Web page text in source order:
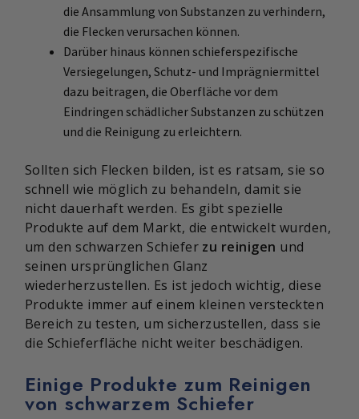
die Ansammlung von Substanzen zu verhindern,
die Flecken verursachen können.
Darüber hinaus können schieferspezifische
Versiegelungen, Schutz- und Imprägniermittel
dazu beitragen, die Oberfläche vor dem
Eindringen schädlicher Substanzen zu schützen
und die Reinigung zu erleichtern.
Sollten sich Flecken bilden, ist es ratsam, sie so
schnell wie möglich zu behandeln, damit sie
nicht dauerhaft werden. Es gibt spezielle
Produkte auf dem Markt, die entwickelt wurden,
um den schwarzen Schiefer zu reinigen und
seinen ursprünglichen Glanz
wiederherzustellen. Es ist jedoch wichtig, diese
Produkte immer auf einem kleinen versteckten
Bereich zu testen, um sicherzustellen, dass sie
die Schieferfläche nicht weiter beschädigen.
Einige Produkte zum Reinigen
von schwarzem Schiefer